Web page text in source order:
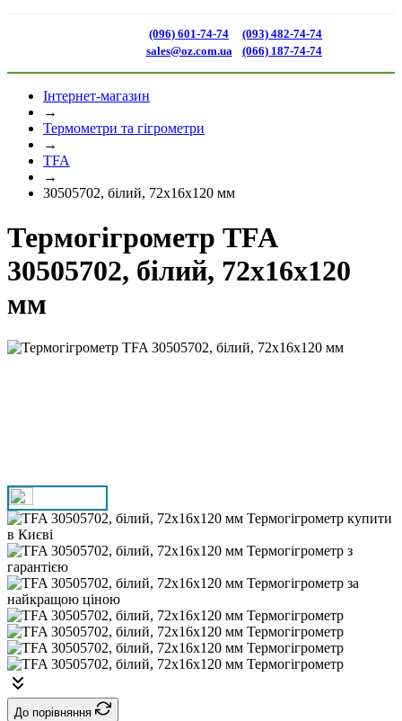
(096) 601-74-74
sales@oz.com.ua
(093) 482-74-74
(066) 187-74-74
Інтернет-магазин
→
Термометри та гігрометри
→
TFA
→
30505702, білий, 72x16x120 мм
Термогігрометр TFA
30505702, білий, 72x16x120
мм
До порівняння